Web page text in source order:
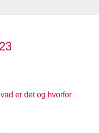
er det og hvorfor